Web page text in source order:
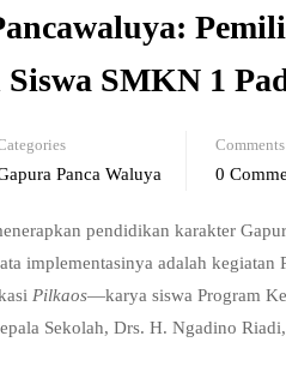
SMKN 1
Panca Waluya
Comments
0
pendidikan karakter
implementasinya adalah kegiatan
Pilkaos—karya siswa Program
Sekolah, Drs. H. Ngadino